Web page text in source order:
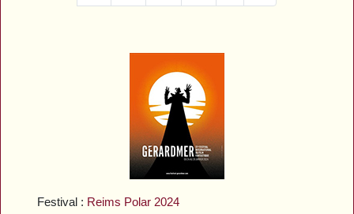
Festival : Reims Polar 2024